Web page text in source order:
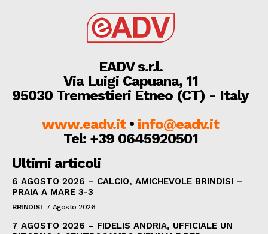
EADV s.r.l.
Via Luigi Capuana, 11
95030 Tremestieri Etneo (CT) - Italy
www.eadv.it• info@eadv.it
Tel: +39 0645920501
Ultimi articoli
6 AGOSTO 2026 – CALCIO, AMICHEVOLE BRINDISI –
PRAIA A MARE 3-3
BRINDISI 7 Agosto 2026
7 AGOSTO 2026 – FIDELIS ANDRIA, UFFICIALE UN